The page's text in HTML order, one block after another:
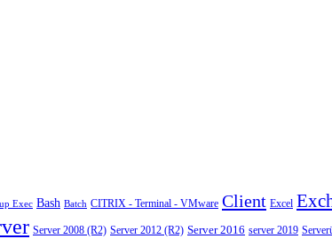
Exec Bash Batch CITRIX - Terminal - VMware Client Excel
Server 2008 (R2) Server 2012 (R2) Server 2016 server 2019